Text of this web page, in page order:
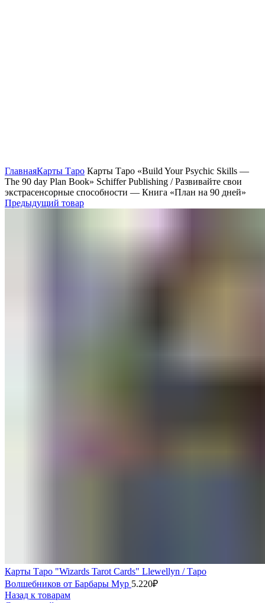
ГлавнаяКарты Таро Карты Таро «Build Your Psychic Skills —
The 90 day Plan Book» Schiffer Publishing / Развивайте свои
экстрасенсорные способности — Книга «План на 90 дней»
Предыдущий товар
Карты Таро "Wizards Tarot Cards" Llewellyn / Таро
Волшебников от Барбары Мур 5.220₽
Назад к товарам